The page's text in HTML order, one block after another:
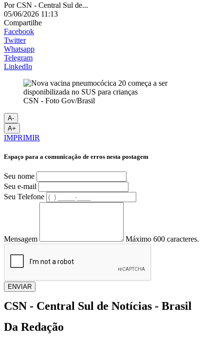
PorCSN - Central Sul de...
05/06/2026 11:13
Compartilhe
Facebook
Twitter
Whatsapp
Telegram
LinkedIn
CSN - Foto Gov/Brasil
A-
A+
IMPRIMIR
Espaço para a comunicação de erros nesta postagem
Seu nome
Seu e-mail
Seu Telefone
Mensagem Máximo 600 caracteres.
ENVIAR
CSN - Central Sul de Notícias - Brasil
Da Redação